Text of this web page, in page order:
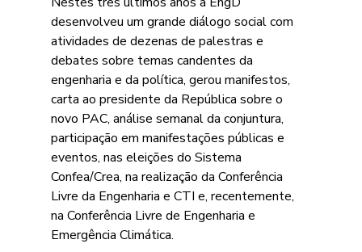
desenvolveu um grande diálogo social com
atividades de dezenas de palestras e
debates sobre temas candentes da
engenharia e da política, gerou manifestos,
carta ao presidente da República sobre o
novo PAC, análise semanal da conjuntura,
participação em manifestações públicas e
eventos, nas eleições do Sistema
Confea/Crea, na realização da Conferência
Livre da Engenharia e CTI e, recentemente,
na Conferência Livre de Engenharia e
Emergência Climática.